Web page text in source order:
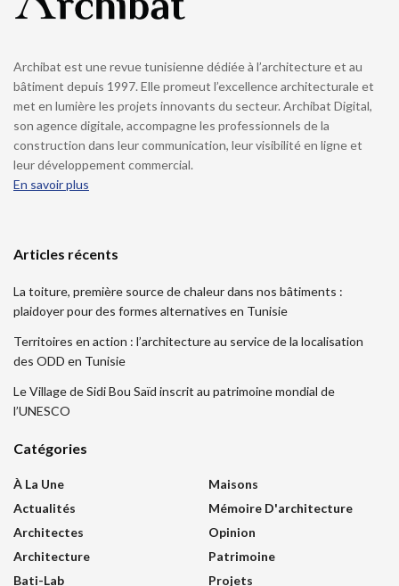
Archibat est une revue tunisienne dédiée à l’architecture et au
bâtiment depuis 1997. Elle promeut l’excellence architecturale et
met en lumière les projets innovants du secteur. Archibat Digital,
son agence digitale, accompagne les professionnels de la
construction dans leur communication, leur visibilité en ligne et
leur développement commercial.
En savoir plus
Articles récents
La toiture, première source de chaleur dans nos bâtiments :
plaidoyer pour des formes alternatives en Tunisie
Territoires en action : l’architecture au service de la localisation
des ODD en Tunisie
Le Village de Sidi Bou Saïd inscrit au patrimoine mondial de
l’UNESCO
Catégories
À La Une
Actualités
Architectes
Architecture
Bati-Lab
Maisons
Mémoire D'architecture
Opinion
Patrimoine
Projets